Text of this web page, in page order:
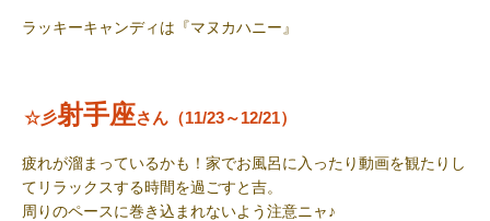
ラッキーキャンディ は『マヌカハニー』
☆彡射手座さん（11/23～12/21）
疲れが溜まっているかも！家でお風呂に入ったり動画を観たりし
てリラックスする時間を過ごすと吉。
周りのペースに巻き込まれないよう注意ニャ♪